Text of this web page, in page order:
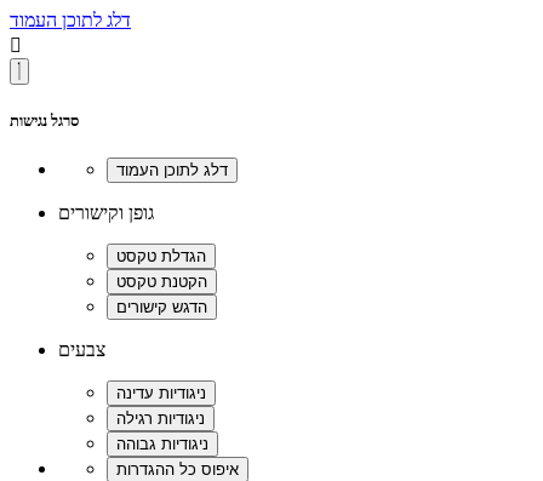
דלג לתוכן העמוד

סרגל נגישות
גופן וקישורים
צבעים